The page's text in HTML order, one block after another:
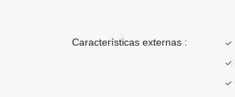
Características externas :